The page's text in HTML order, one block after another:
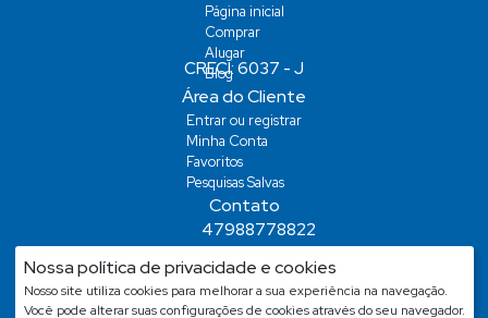
Nossa política de privacidade e cookies
Nosso site utiliza cookies para melhorar a sua experiência na navegação.
Você pode alterar suas configurações de cookies através do seu navegador.
Página inicial
Comprar
Alugar
Blog
Área do Cliente
Entrar ou registrar
Minha Conta
Favoritos
Pesquisas Salvas
Contato
47988778822
demiansm@hotmail.com